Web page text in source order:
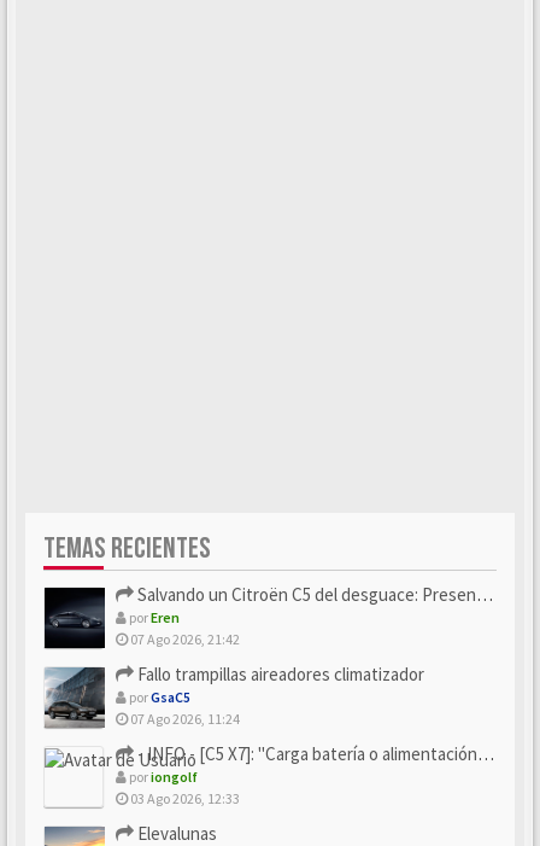
TEMAS RECIENTES
Salvando un Citroën C5 del desguace: Presentación y seguimiento
porEren
07 Ago 2026, 21:42
Fallo trampillas aireadores climatizador
porGsaC5
07 Ago 2026, 11:24
- INFO - [C5 X7]: "Carga batería o alimentación eléctri...
poriongolf
03 Ago 2026, 12:33
Elevalunas